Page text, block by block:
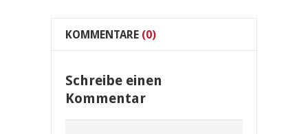
KOMMENTARE (0)
Schreibe einen
Kommentar